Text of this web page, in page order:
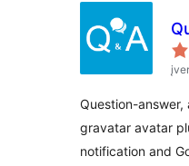
Question-
gravatar avatar
notification and